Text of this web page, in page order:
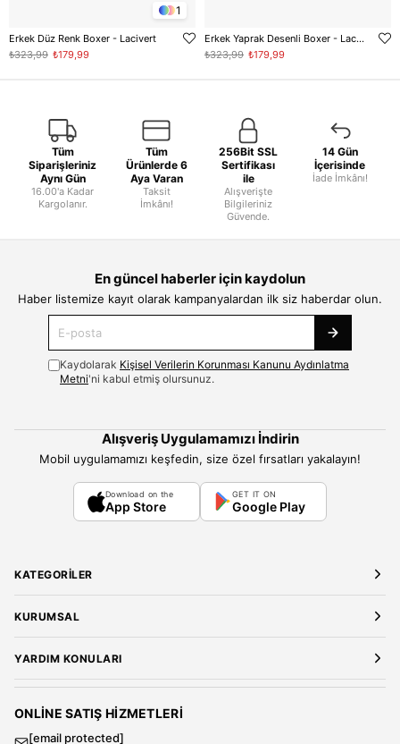
1
Erkek Düz Renk Boxer - Lacivert
₺179,99
₺323,99
Erkek Yaprak Desenli Boxer - Lacivert
₺179,99
₺323,99
Tüm
Siparişleriniz
Aynı Gün
16.00'a Kadar
Kargolanır.
Tüm
Ürünlerde 6
Aya Varan
Taksit
İmkânı!
256Bit SSL
Sertifikası
ile
Alışverişte
Bilgileriniz
Güvende.
14 Gün
İçerisinde
İade İmkânı!
En güncel haberler için kaydolun
Haber listemize kayıt olarak kampanyalardan ilk siz haberdar olun.
Kaydolarak Kişisel Verilerin Korunması Kanunu Aydınlatma
Metni'ni kabul etmiş olursunuz.
Alışveriş Uygulamamızı İndirin
Mobil uygulamamızı keşfedin, size özel fırsatları yakalayın!
Download on the
App Store
GET IT ON
Google Play
KATEGORILER
Bluz
Gömlek
T-Shirt
KURUMSAL
Mağazalarımız
Gizlilik ve Güvenlik
YARDIM KONULARI
Üyelik Sözleşmesi
Kargo ve Teslimat
Satış Sözleşmesi
ONLINE SATIŞ HIZMETLERI
[email protected]